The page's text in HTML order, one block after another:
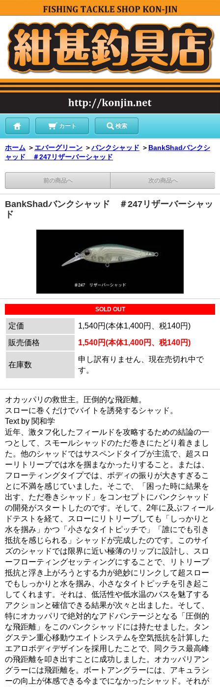
カート 検索
ホーム ＞ エバーグリーン ＞バンクシャッド ＞ BankShadバンクシ
ャッド ＃247リザーバーシャッド
前の商品へ 次の商品へ
BankShadバンクシャッド ＃247リザーバーシャッ
ド
SOLD OUT
定価
1,540円(本体1,400円、税140円)
販売価格
1,540円(本体1,400円、税140円)
在庫数
申し訳有りません、現在売切れ中で
す。
オカッパリの救世主。圧倒的な飛距離。
スローに巻くだけでバイトを誘発するシャッド。
Text by 関和学
近年、激タフ化したフィールドを攻略するための結論の一
つとして、スモールシャッドのただ巻きにたどり着きまし
た。他のシャッドではサスペンドタイプが主流で、超スロ
ーリトリーブでは水を掴まなかったりすること。または、
フローティングタイプでは、ボディの振りが大きすぎるこ
とに不満を感じていました。そこで、「困った時に結果を
出す、ただ巻きシャッド」をコンセプトにバンクシャッド
の開発がスタートしたのです。そして、2年に及ぶフィール
ドテストを経て、スローにリトリーブしても「しっかりと
水を掴み」かつ「小さなタイトピッチで」「誰にでも引き
抵抗を感じられる」シャッドが完成したのです。このサイ
ズのシャッドでは限界に近い極薄のリップに設計し、スロ
ーフローティングセッティングにすることで、リトリーブ
抵抗と浮き上がろうとする力が絶妙にリンクして超スロー
でもしっかりと水を掴み、小さなタイトピッチを引き起こ
してくれます。それは、低活性や低水温のバスを魅了する
アクションと確信できる結果が次々と出ました。そして、
特にオカッパリで絶対的なアドバンテージとなる「圧倒的
な飛距離」をこのバンクシャッドには持たせました。タン
グステン重心移動ウエイトシステムを空気抵抗を計算した
エアロボディデザインを採用したことで、同クラス最高峰
の飛距離を叩き出すことに成功しました。オカッパリアン
グラーには飛距離を。ボートアングラーには、アキュラシ
ーの向上が体感できる今までになかったシャッド。それが